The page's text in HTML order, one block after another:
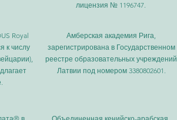
лицензия № 1196747.
Royal
к числу
Амберская академия Рига,
зарегистрирована в Государственном
реестре образовательных учреждений
Латвии под номером 3380802601.